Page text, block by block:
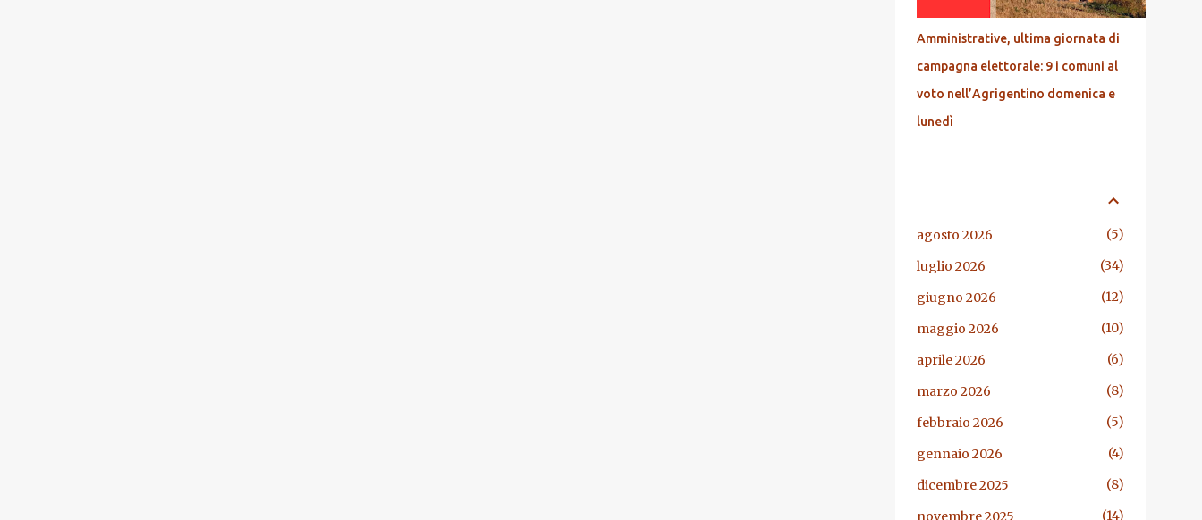
Amministrative, ultima giornata di
campagna elettorale: 9 i comuni al
voto nell’Agrigentino domenica e
lunedì
agosto 2026
5
luglio 2026
34
giugno 2026
12
maggio 2026
10
aprile 2026
6
marzo 2026
8
febbraio 2026
5
gennaio 2026
4
dicembre 2025
8
novembre 2025
14